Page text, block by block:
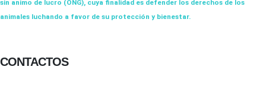
sin animo de lucro (ONG), cuya finalidad es defender los derechos de los
animales luchando a favor de su protección y bienestar.
CONTACTOS